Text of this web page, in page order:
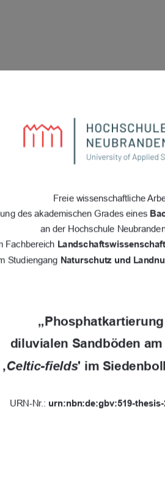
Freie wissenschaftliche
des akademischen Grades eines
an der Hochschule
Fachbereich
Studiengang
Naturschutz und
diluvialen Sandböden
Celtic-fields' im
URN-Nr.: urn:nbn:de:gbv:519-thesis-